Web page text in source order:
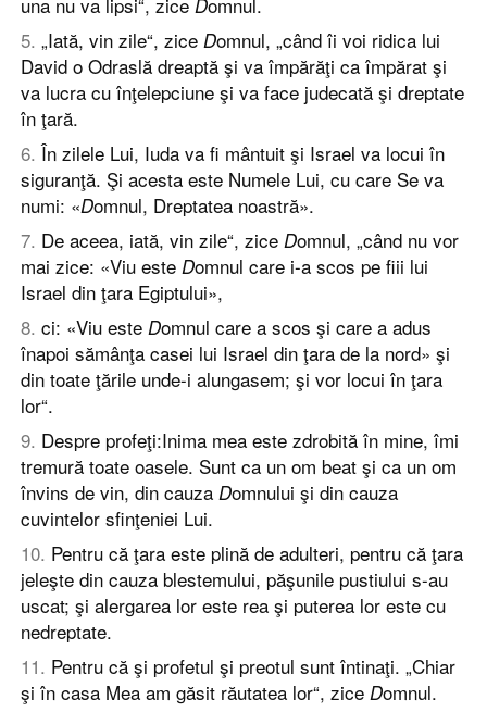
D
5. „Iată, vin zile“, zice Domnul, „când îi voi ridica lui
David o Odraslă dreaptă şi va împărăţi ca împărat şi
va lucra cu înţelepciune şi va face judecată şi dreptate
în ţară.
6. În zilele Lui, Iuda va fi mântuit şi Israel va locui în
siguranţă. Şi acesta este Numele Lui, cu care Se va
numi: «Domnul, Dreptatea noastră».
7. De aceea, iată, vin zile“, zice Domnul, „când nu vor
mai zice: «Viu este Domnul care i-a scos pe fiii lui
Israel din ţara Egiptului»,
8. ci: «Viu este Domnul care a scos şi care a adus
înapoi sămânţa casei lui Israel din ţara de la nord» şi
din toate ţările unde-i alungasem; şi vor locui în ţara
lor“.
9. Despre profeţi:Inima mea este zdrobită în mine, îmi
tremură toate oasele. Sunt ca un om beat şi ca un om
învins de vin, din cauza Domnului şi din cauza
cuvintelor sfinţeniei Lui.
10. Pentru că ţara este plină de adulteri, pentru că ţara
jeleşte din cauza blestemului, păşunile pustiului s-au
uscat; şi alergarea lor este rea şi puterea lor este cu
nedreptate.
11. Pentru că şi profetul şi preotul sunt întinaţi. „Chiar
şi în casa Mea am găsit răutatea lor“, zice Domnul.